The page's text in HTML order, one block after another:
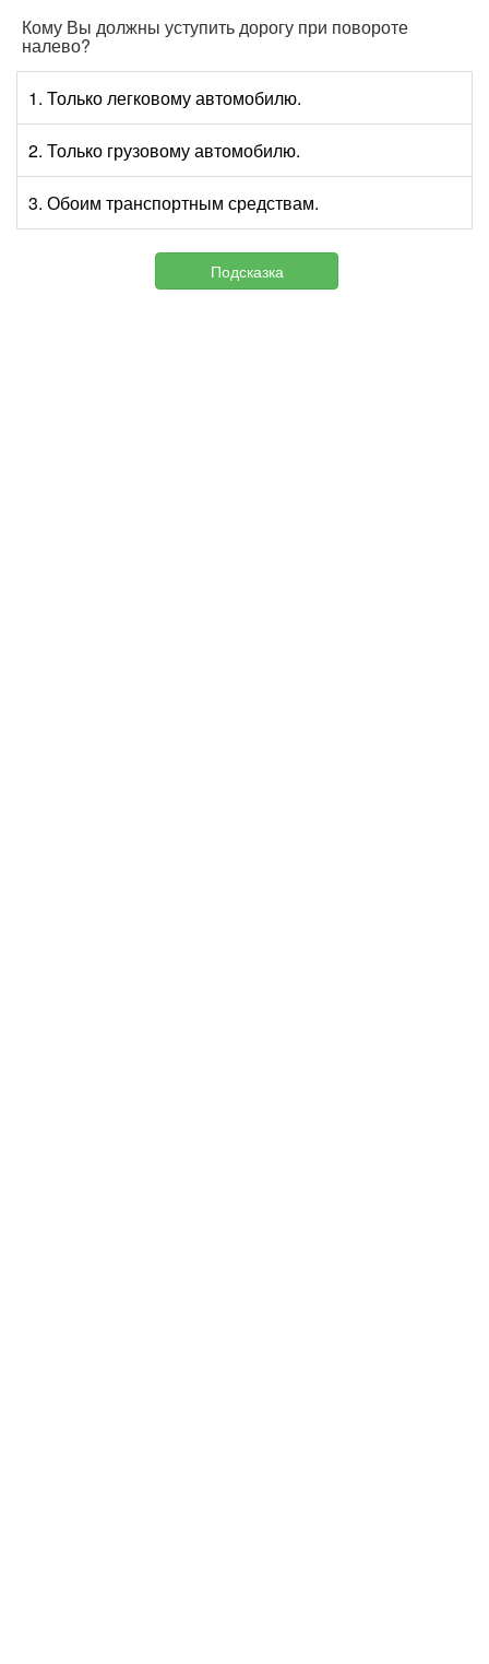
Кому Вы должны уступить дорогу при повороте
налево?
1. Только легковому автомобилю.
2. Только грузовому автомобилю.
3. Обоим транспортным средствам.
Подсказка